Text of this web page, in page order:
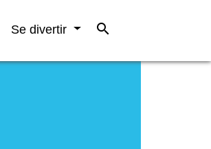
Se divertir search